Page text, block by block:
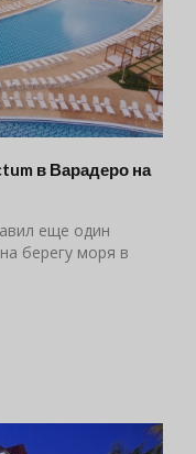
в Варадеро на
еще один
берегу моря в